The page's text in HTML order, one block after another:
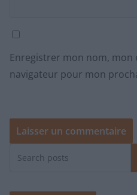
Enregistrer mon nom, mon
navigateur pour mon